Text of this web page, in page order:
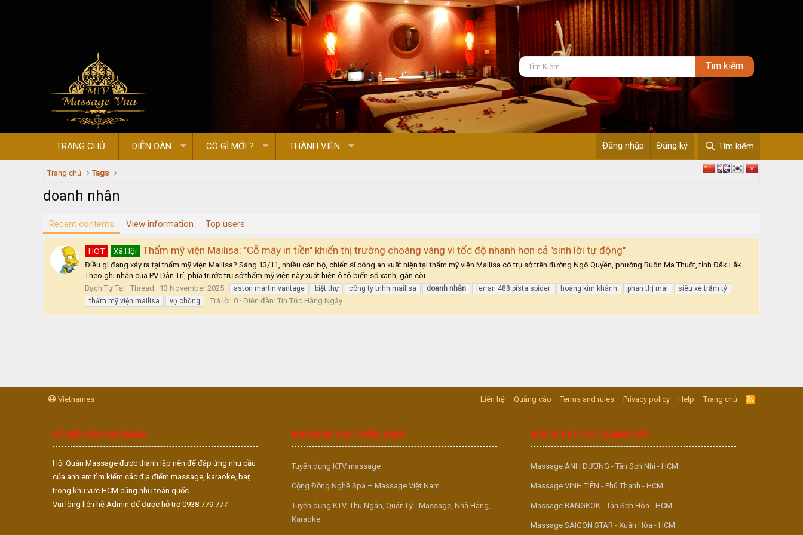
TRANG CHỦ DIỄN ĐÀN CÓ GÌ MỚI ? THÀNH VIÊN Đăng nhập Đăng ký Tìm kiếm
Trang chủ Tags
doanh nhân
Recent contents View information Top users
HOT Xã Hội Thẩm mỹ viện Mailisa: "Cỗ máy in tiền" khiến thị trường choáng váng vì tốc độ nhanh hơn cả "sinh lời tự động"
Điều gì đang xảy ra tại thẩm mỹ viện Mailisa? Sáng 13/11, nhiều cán bộ, chiến sĩ công an xuất hiện tại thẩm mỹ viện Mailisa có trụ sở trên đường Ngô Quyền, phường Buôn Ma Thuột, tỉnh Đắk Lắk.
Theo ghi nhận của PV Dân Trí, phía trước trụ sở thẩm mỹ viện này xuất hiện ô tô biển số xanh, gắn còi...
Bạch Tự Tại
Thread 13 November 2025 aston martin vantage biệt thự công ty tnhh mailisa doanh nhân ferrari 488 pista spider hoàng kim khánh phan thị mai
siêu xe trăm tỷ
thẩm mỹ viện mailisa
vợ chồng Trả lời: 0 Diễn đàn: Tin Tức Hằng Ngày
Vietnames Liên hệ Quảng cáo Terms and rules Privacy policy Help Trang chủ
R
S
VỀ DIỄN ĐÀN MASSAGE
Hội Quán Massage được thành lập nên để đáp ứng nhu cầu
của anh em tìm kiếm các địa điểm massage, karaoke, bar,...
trong khu vực HCM cũng như toàn quốc.
Vui lòng liên hệ Admin để được hỗ trợ 0938.779.777
MASSAGE VUA TUYỂN DỤNG
Tuyển dụng KTV massage
Cộng Đồng Nghề Spa – Massage Việt Nam
Tuyển dụng KTV, Thu Ngân, Quản Lý - Massage, Nhà Hàng,
Karaoke
ĐƠN VỊ HỢP TÁC QUẢNG CÁO
Massage ÁNH DƯƠNG - Tân Sơn Nhì - HCM
Massage VINH TIÊN - Phú Thạnh - HCM
Massage BANGKOK - Tân Sơn Hòa - HCM
Massage SAIGON STAR - Xuân Hòa - HCM